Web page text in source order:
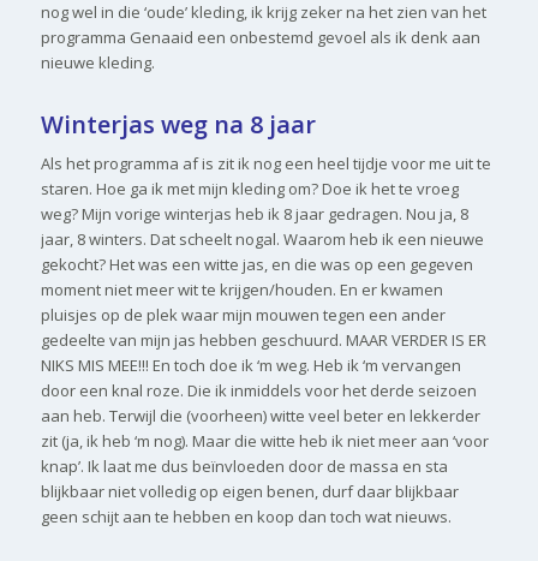
nog wel in die ‘oude’ kleding, ik krijg zeker na het zien van het
programma Genaaid een onbestemd gevoel als ik denk aan
nieuwe kleding.
Winterjas weg na 8 jaar
Als het programma af is zit ik nog een heel tijdje voor me uit te
staren. Hoe ga ik met mijn kleding om? Doe ik het te vroeg
weg? Mijn vorige winterjas heb ik 8 jaar gedragen. Nou ja, 8
jaar, 8 winters. Dat scheelt nogal. Waarom heb ik een nieuwe
gekocht? Het was een witte jas, en die was op een gegeven
moment niet meer wit te krijgen/houden. En er kwamen
pluisjes op de plek waar mijn mouwen tegen een ander
gedeelte van mijn jas hebben geschuurd. MAAR VERDER IS ER
NIKS MIS MEE!!! En toch doe ik ‘m weg. Heb ik ‘m vervangen
door een knal roze. Die ik inmiddels voor het derde seizoen
aan heb. Terwijl die (voorheen) witte veel beter en lekkerder
zit (ja, ik heb ‘m nog). Maar die witte heb ik niet meer aan ‘voor
knap’. Ik laat me dus beïnvloeden door de massa en sta
blijkbaar niet volledig op eigen benen, durf daar blijkbaar
geen schijt aan te hebben en koop dan toch wat nieuws.